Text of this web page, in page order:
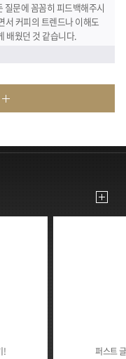
질문에 꼼꼼히 피드백해주시
서 커피의 트렌드나 이해도
배웠던 것 같습니다.
! 퍼스트